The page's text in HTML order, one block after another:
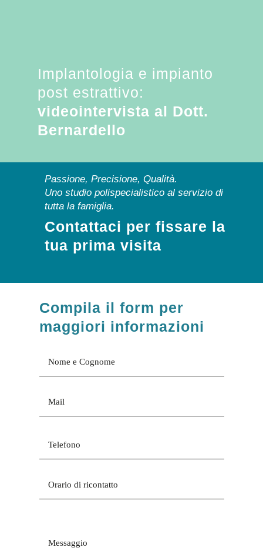
Implantologia e impianto
post estrattivo:
videointervista al Dott.
Bernardello
Passione, Precisione, Qualità.
Uno studio polispecialistico al servizio di
tutta la famiglia.
Contattaci per fissare la
tua prima visita
Compila il form per
maggiori informazioni